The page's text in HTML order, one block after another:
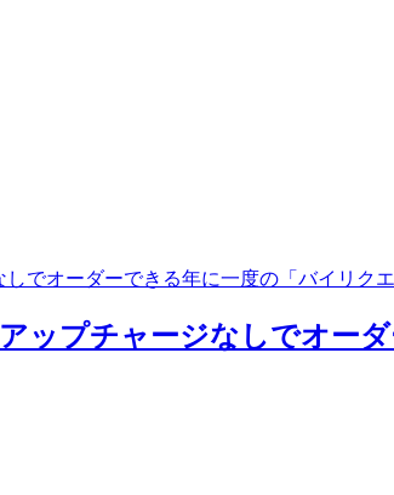
でオーダーできる年に一度の「バイリク
ップチャージなしでオー